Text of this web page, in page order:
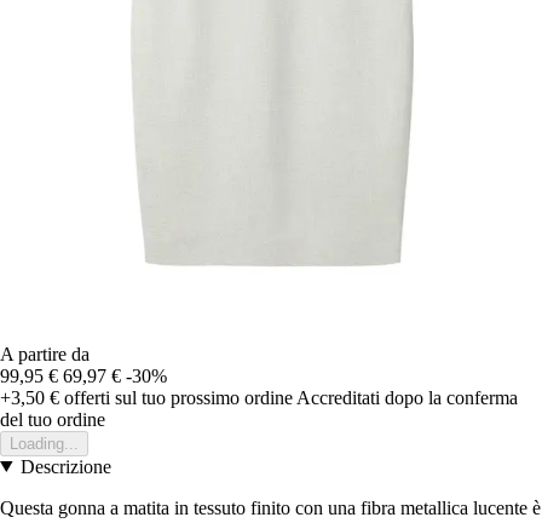
A partire da
99,95 € 69,97 € -30%
+3,50 € offerti sul tuo prossimo ordine Accreditati dopo la conferma
del tuo ordine
Loading...
Descrizione
Questa gonna a matita in tessuto finito con una fibra metallica lucente è